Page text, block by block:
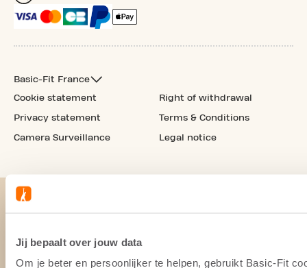
Jij bepaalt over jouw data
Om je beter en persoonlijker te helpen, gebruikt Basic-Fit
Basic-Fit France
Cookie statement
Privacy statement
Camera Surveillance
Right of withdrawal
Terms & Conditions
Legal notice